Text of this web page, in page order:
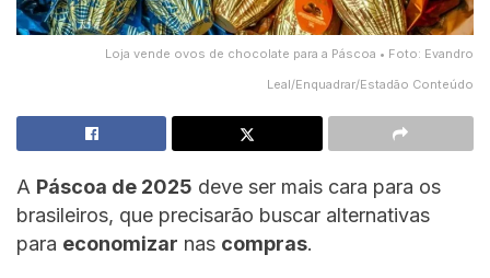
Loja vende ovos de chocolate para a Páscoa • Foto: Evandro
Leal/Enquadrar/Estadão Conteúdo
A Páscoa de 2025 deve ser mais cara para os
brasileiros, que precisarão buscar alternativas
para economizar nas compras.